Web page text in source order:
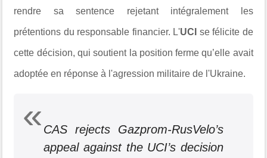
rendre sa sentence rejetant intégralement les
prétentions du responsable financier. L'UCI se félicite de
cette décision, qui soutient la position ferme qu’elle avait
adoptée en réponse à l'agression militaire de l'Ukraine.
CAS rejects Gazprom-RusVelo’s
appeal against the UCI’s decision